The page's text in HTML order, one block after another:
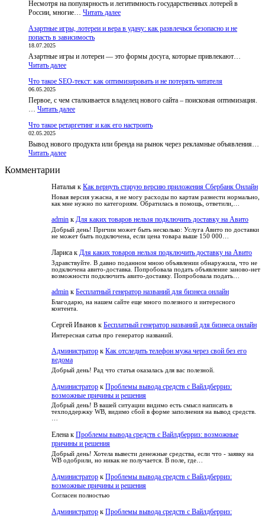
запустил
приложения
бот,
чтобы
не
теряли
к
Несмотря на популярность и легитимность государственных лотерей в
России, многие… Читать далее:
лото
или
обвинения
факты
Азартные игры, лотереи и вера в удачу: как развлечься безопасно и не
попасть в зависимость
18.07.2025
Азартные игры и лотереи — это формы досуга, которые привлекают…
Читать далее:
игры,
и
вера
удачу:
развлечься
безопасно
в
зависимость
Что такое SEO-текст: как оптимизировать и не потерять читателя
06.05.2025
Первое, с чем сталкивается владелец нового сайта – поисковая оптимизация.
… Читать далее:
такое
текст:
потерять
читателя
Что такое ретаргетинг и как его настроить
02.05.2025
Вывод нового продукта или бренда на рынок через рекламные объявления…
Читать далее:
и
как
его
настроить
Комментарии
Наталья к Как вернуть старую версию приложения Сбербанк Онлайн
Новая версия ужасна, я не могу расходы по картам разнести нормально,
как мне нужно по категориям. Обратилась в помощь, ответили,…
admin к Для каких товаров нельзя подключить доставку на Авито
Добрый день! Причин может быть несколько: Услуга Авито по доставки
не может быть подключена, если цена товара выше 150 000…
Лариса к Для каких товаров нельзя подключить доставку на Авито
Здравствуйте. В давно поданном мною объявлении обнаружила, что не
подключена авито-доставка. Попробовала подать объявление заново-нет
возможности подключить авито-доставку. Попробовала подать…
admin к Бесплатный генератор названий для бизнеса онлайн
Благодарю, на нашем сайте еще много полезного и интересного
контента.
Сергей Иванов к Бесплатный генератор названий для бизнеса онлайн
Интересная сатья про генератор названий.
Администратор к Как отследить телефон мужа через свой без его
ведома
Добрый день! Рад что статья оказалась для вас полезной.
Администратор к Проблемы вывода средств с Вайлдберриз:
возможные причины и решения
Добрый день! В вашей ситуации видимо есть смысл написать в
техподдержку WB, видимо сбой в форме заполнения на вывод средств.
…
Елена к Проблемы вывода средств с Вайлдберриз: возможные
причины и решения
Добрый день! Хотела вывести денежные средства, если что - заявку на
WB одобрили, но никак не получается. В поле, где…
Администратор к Проблемы вывода средств с Вайлдберриз:
возможные причины и решения
Согласен полностью
Администратор к Проблемы вывода средств с Вайлдберриз: